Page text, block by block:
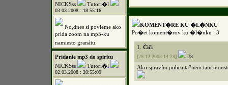
NICKSss
Tutori�l
03.03.2008 : 18:55:16
No,dnes si povieme ako
prida zoom na mp5-ku
namiesto granátu.
Pridanie mp3 do spiritu
NICKSss
Tutori�l
02.03.2008 : 20:55:09
KOMENT�RE KU �L�NKU
Po�et koment�rov ku �l�nku : 3
1. Čiči
[28.12.2003-14:28] 78
Ako spravím policajta?neni tam